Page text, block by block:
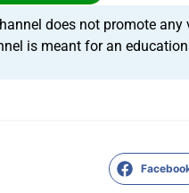
does not promote
is meant for an